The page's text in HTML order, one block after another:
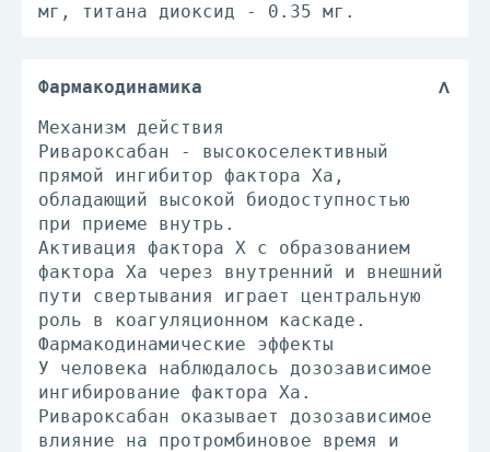
мг, титана диоксид - 0.35 мг.
Фармакодинамика
Механизм действия
Ривароксабан - высокоселективный
прямой ингибитор фактора Ха,
обладающий высокой биодоступностью
при приеме внутрь.
Активация фактора X с образованием
фактора Ха через внутренний и внешний
пути свертывания играет центральную
роль в коагуляционном каскаде.
Фармакодинамические эффекты
У человека наблюдалось дозозависимое
ингибирование фактора Ха.
Ривароксабан оказывает дозозависимое
влияние на протромбиновое время и